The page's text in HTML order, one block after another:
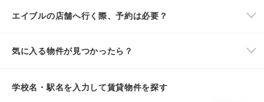
エイブルの店舗へ行く際、予約は必要？
気に入る物件が見つかったら？
学校名・駅名を入力して賃貸物件を探す